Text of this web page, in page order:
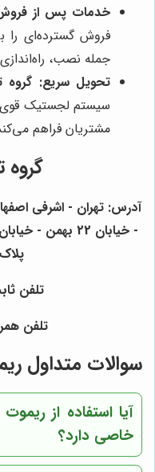
خدمات پس از
فروش گسترده‌ای را
جمله نصب،
تحویل سریع: گروه
سیستم لجستیک
مشتریان فراهم
گروه
آدرس: تهران - اشرفی
- خیابان 22
پلاک 8 -
تلفن ثابت:
تلفن همراه:
سوالات متداول
آیا استفاده از
خاصی دارد؟